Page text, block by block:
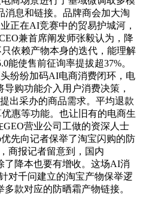
消息和链接。品牌商会加大淘
正在AI竞赛中的贸易护城河，
兼首席阐发师张毅认为，降
依赖产物本身的迭代，能理解
使售前征询率提拔超37%。
纷纷加码AI电商消费闭环，电
购功能介入用户消费决策，
出采办的商品需求。平均退款
惠等功能。也让旧有的电商生
GEO营业公司工做的资深人士
先向记者保举了淘宝闪购的防
商报记者留意到，国内
了降本也要有增收。这场AI消
对千问建立的淘宝产物保举逻
款对应的防晒霜产物链接。